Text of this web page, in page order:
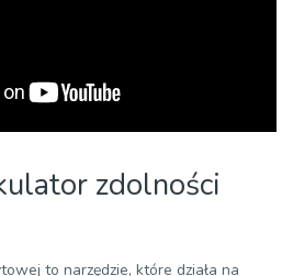
zdolności
to narzędzie, które działa na